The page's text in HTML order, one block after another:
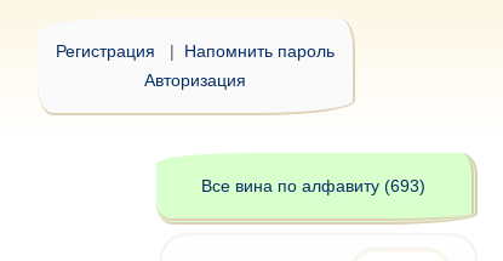
Регистрация | Напомнить пароль
Авторизация
Все вина по алфавиту (693)